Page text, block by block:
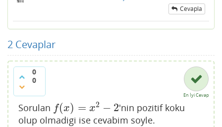
Cevapla
2 Cevaplar
0
0
En İyi Cevap
Sorulan f(x) = x2 − 2
f(x)=x 2−2
'nin pozitif koku
olup olmadigi ise cevabim soyle.